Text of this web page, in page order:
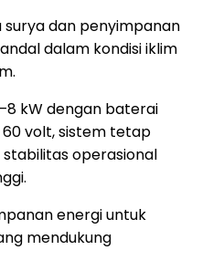
surya dan penyimpanan
dalam kondisi iklim
kW dengan baterai
60 volt, sistem tetap
operasional
energi untuk
mendukung